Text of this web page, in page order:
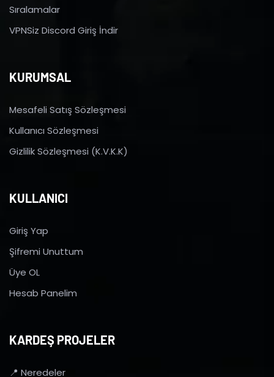
Sıralamalar
VPNSiz Discord Giriş İndir
KURUMSAL
Mesafeli Satış Sözleşmesi
Kullanıcı Sözleşmesi
Gizlilik Sözleşmesi (K.V.K.K)
KULLANICI
Giriş Yap
Şifremi Unuttum
Üye OL
Hesab Panelim
KARDEŞ PROJELER
📍 Neredeler